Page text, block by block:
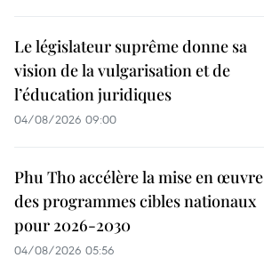
Le législateur suprême donne sa
vision de la vulgarisation et de
l’éducation juridiques
04/08/2026 09:00
Phu Tho accélère la mise en œuvre
des programmes cibles nationaux
pour 2026-2030
04/08/2026 05:56